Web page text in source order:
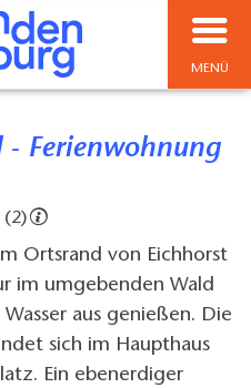
MENÜ
(2)
Ortsrand von Eichhorst
im umgebenden Wald
aus genießen. Die
sich im Haupthaus
Ein ebenerdiger